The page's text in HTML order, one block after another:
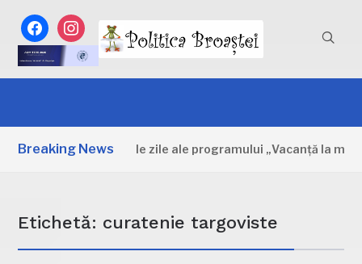
facebookinstagram
Breaking News
Dâmbovița: Primele zile ale programului „Vacanță la muzeu”
Etichetă: curatenie targoviste